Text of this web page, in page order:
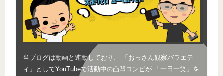
当ブログは動画と連動しており、 「おっさん観察バラエテ
ィ」としてYouTubeで活動中の凸凹コンビが 「一日一笑」を